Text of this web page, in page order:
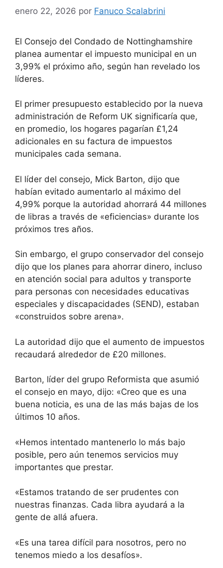
enero 22, 2026 por Fanuco Scalabrini
El Consejo del Condado de Nottinghamshire
planea aumentar el impuesto municipal en un
3,99% el próximo año, según han revelado los
líderes.
El primer presupuesto establecido por la nueva
administración de Reform UK significaría que,
en promedio, los hogares pagarían £1,24
adicionales en su factura de impuestos
municipales cada semana.
El líder del consejo, Mick Barton, dijo que
habían evitado aumentarlo al máximo del
4,99% porque la autoridad ahorrará 44 millones
de libras a través de «eficiencias» durante los
próximos tres años.
Sin embargo, el grupo conservador del consejo
dijo que los planes para ahorrar dinero, incluso
en atención social para adultos y transporte
para personas con necesidades educativas
especiales y discapacidades (SEND), estaban
«construidos sobre arena».
La autoridad dijo que el aumento de impuestos
recaudará alrededor de £20 millones.
Barton, líder del grupo Reformista que asumió
el consejo en mayo, dijo: «Creo que es una
buena noticia, es una de las más bajas de los
últimos 10 años.
«Hemos intentado mantenerlo lo más bajo
posible, pero aún tenemos servicios muy
importantes que prestar.
«Estamos tratando de ser prudentes con
nuestras finanzas. Cada libra ayudará a la
gente de allá afuera.
«Es una tarea difícil para nosotros, pero no
tenemos miedo a los desafíos».